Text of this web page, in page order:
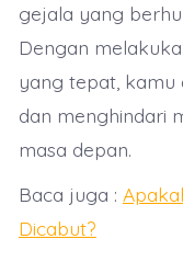
gejala yang
Dengan
yang tepat,
dan menghindari
masa depan.
Baca juga :
Dicabut?